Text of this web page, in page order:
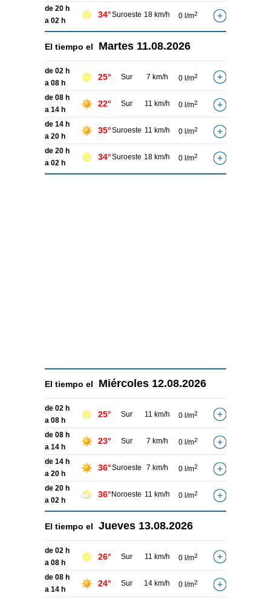
de 20 h
a 02 h
34°Suroeste 18 km/h 0 l/m2
El tiempo el Martes 11.08.2026
de 02 h
a 08 h
25° Sur 7 km/h 0 l/m2
de 08 h
a 14 h
22° Sur 11 km/h 0 l/m2
de 14 h
a 20 h
35°Suroeste 11 km/h 0 l/m2
de 20 h
a 02 h
34°Suroeste 18 km/h 0 l/m2
El tiempo el Miércoles 12.08.2026
de 02 h
a 08 h
25° Sur 11 km/h 0 l/m2
de 08 h
a 14 h
23° Sur 7 km/h 0 l/m2
de 14 h
a 20 h
36°Suroeste 7 km/h 0 l/m2
de 20 h
a 02 h
36° Noroeste 11 km/h 0 l/m2
El tiempo el Jueves 13.08.2026
de 02 h
a 08 h
26° Sur 11 km/h 0 l/m2
de 08 h
a 14 h
24° Sur 14 km/h 0 l/m2